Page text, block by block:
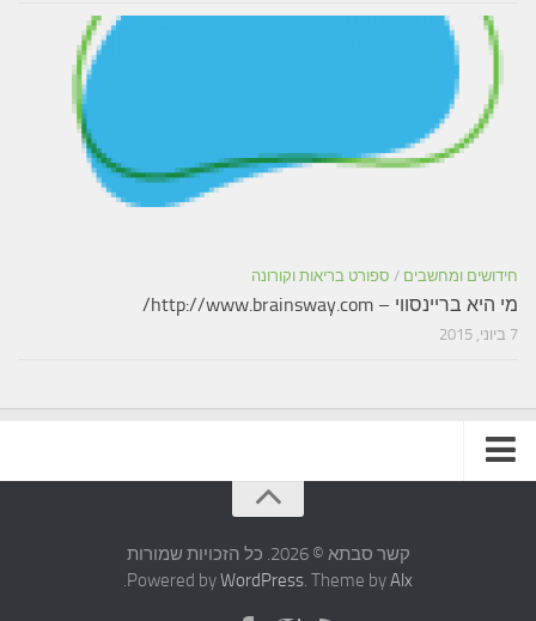
חידושים ומחשבים / ספורט בריאות וקורונה
מי היא בריינסווי – http://www.brainsway.com/
7 ביוני, 2015
קשר סבתא © 2026. כל הזכויות שמורות
Powered byWordPress. Theme byAlx
.